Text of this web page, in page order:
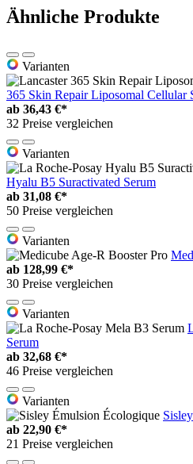
Ähnliche Produkte
Varianten
365 Skin Repair Liposomal Cellular
ab 36,43 €*
32 Preise vergleichen
Varianten
Hyalu B5 Suractivated Serum
ab 31,08 €*
50 Preise vergleichen
Varianten
ab 128,99 €*
30 Preise vergleichen
Varianten
Serum
ab 32,68 €*
46 Preise vergleichen
Varianten
ab 22,90 €*
21 Preise vergleichen